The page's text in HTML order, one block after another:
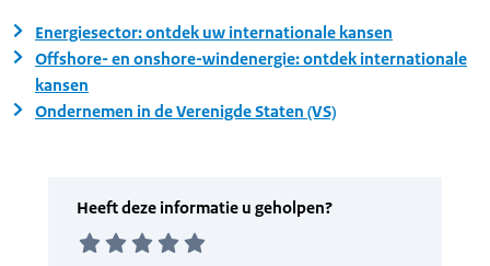
Energiesector: ontdek uw internationale kansen
Offshore- en onshore-windenergie: ontdek internationale
kansen
Ondernemen in de Verenigde Staten (VS)